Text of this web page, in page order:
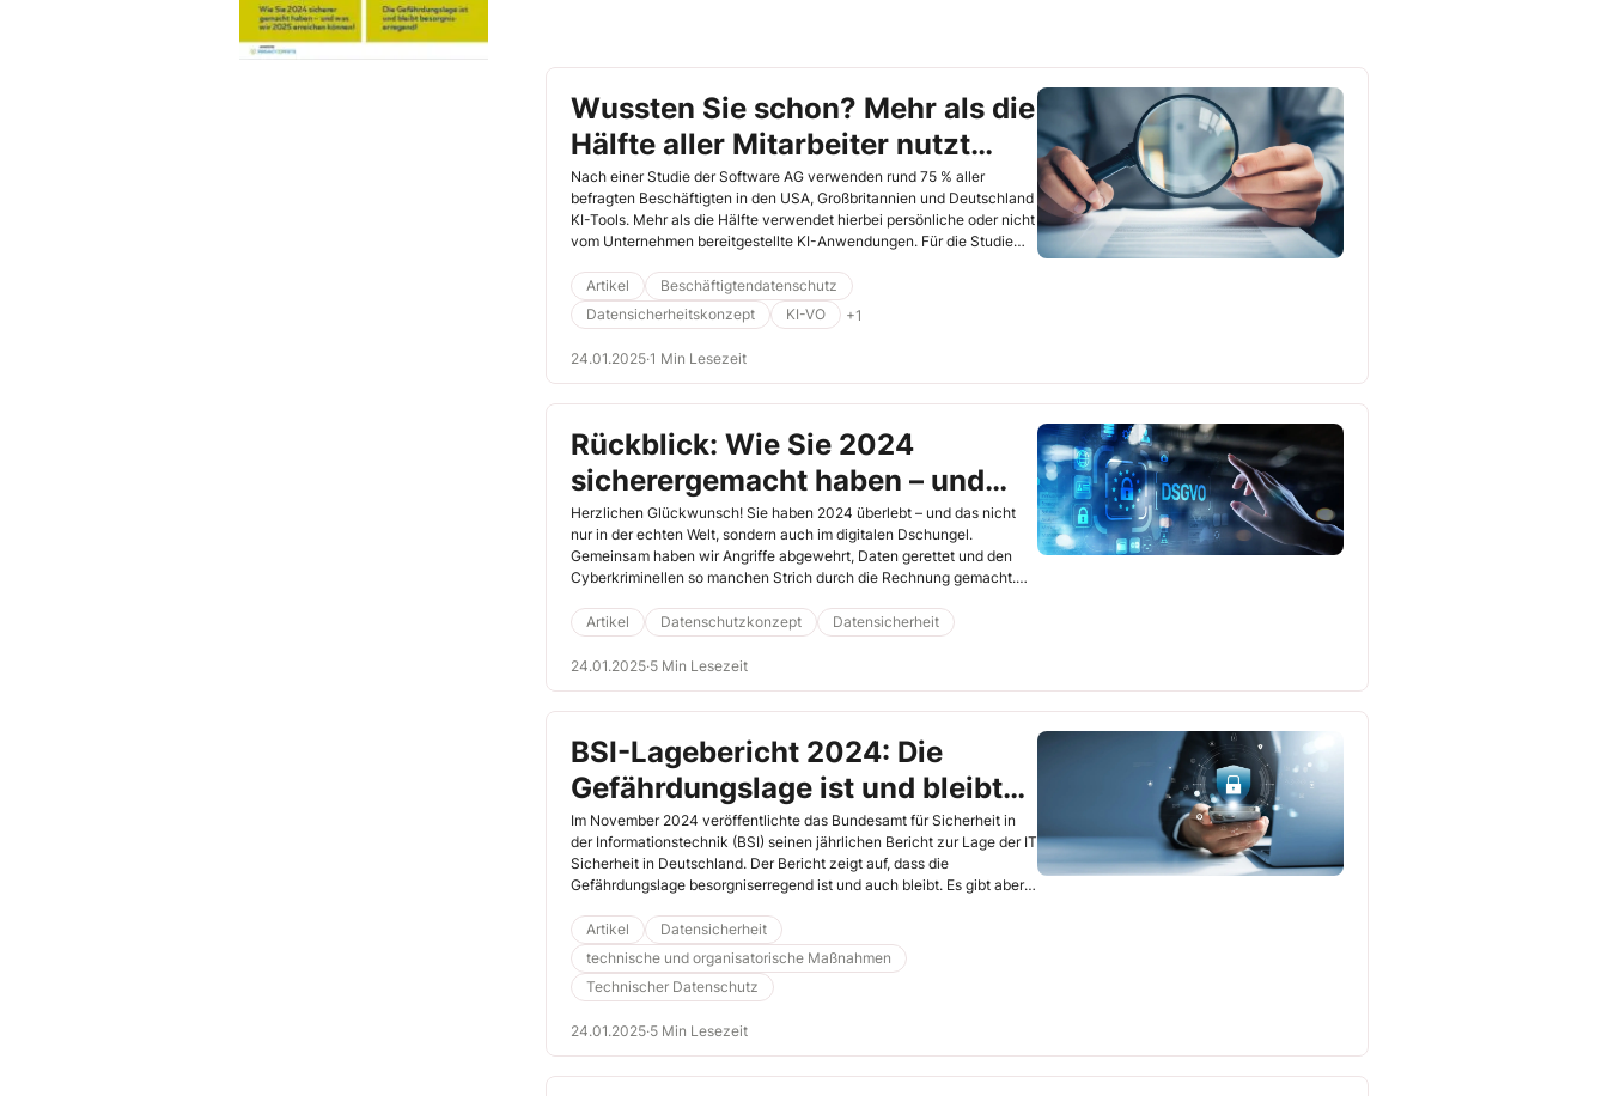
Wussten Sie schon? Mehr als die
Hälfte aller Mitarbeiter nutzt
Schatten-KI
Nach einer Studie der Software AG verwenden rund 75 % aller
befragten Beschäftigten in den USA, Großbritannien und Deutschland
KI-Tools. Mehr als die Hälfte verwendet hierbei persönliche oder nicht
vom Unternehmen bereitgestellte KI-Anwendungen. Für die Studie
USA, Großbritannien und Deutschland befragt, welche hauptsächlich
mit Bürooder Computerarbeiten beschäftigt sind:
Artikel
Beschäftigtendatenschutz
Datensicherheitskonzept
KI-VO +1
24.01.2025·1 Min Lesezeit
Rückblick: Wie Sie 2024
sicherergemacht haben – und
was wir 2025 erreichen können!
Herzlichen Glückwunsch! Sie haben 2024 überlebt – und das nicht
nur in der echten Welt, sondern auch im digitalen Dschungel.
Gemeinsam haben wir Angriffe abgewehrt, Daten gerettet und den
Cyberkriminellen so manchen Strich durch die Rechnung gemacht.
mitzunehmen: 2025 wartet, und wir sind bereit, es gemeinsam noch
sicherer zu machen!
Artikel Datenschutzkonzept Datensicherheit
24.01.2025·5 Min Lesezeit
BSI-Lagebericht 2024: Die
Gefährdungslage ist und bleibt
besorgniserregend
Im November 2024 veröffentlichte das Bundesamt für Sicherheit in
der Informationstechnik (BSI) seinen jährlichen Bericht zur Lage der IT
Sicherheit in Deutschland. Der Bericht zeigt auf, dass die
Gefährdungslage besorgniserregend ist und auch bleibt. Es gibt aber
ausgeliefert und können entsprechende Maßnahmen ergreifen, um
Angriffe abzuwehren oder zumindest den möglichen Schaden zu
minimieren.
Artikel
Datensicherheit
technische und organisatorische Maßnahmen
Technischer Datenschutz
24.01.2025·5 Min Lesezeit